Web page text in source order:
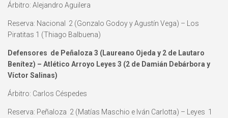
Árbitro: Alejandro Aguilera
Reserva: Nacional 2 (Gonzalo Godoy y Agustín Vega) – Los
Piratitas 1 (Thiago Balbuena)
Defensores de Peñaloza 3 (Laureano Ojeda y 2 de Lautaro
Benítez) – Atlético Arroyo Leyes 3 (2 de Damián Debárbora y
Víctor Salinas)
Árbitro: Carlos Céspedes
Reserva: Peñaloza 2 (Matías Maschio e Iván Carlotta) – Leyes 1